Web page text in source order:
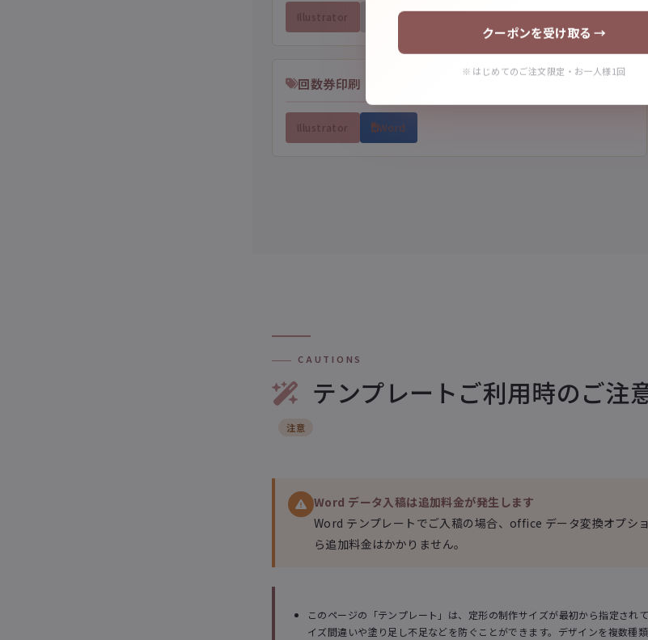
Illustrator Word 非対応
回数券印刷
Illustrator Word
CAUTIONS
テンプレートご利用時のご注
注意
Word データ入稿は追加料金が発生します
Word テンプレートでご入稿の場合、office データ変換オプ
ら追加料金はかかりません。
このページの「テンプレート」は、定形の制作サイズが最初から指定さ
イズ間違いや塗り足し不足などを防ぐことができます。デザインを複数種
クーポンを受け取る →
※ はじめてのご注文限定・お一人様1回